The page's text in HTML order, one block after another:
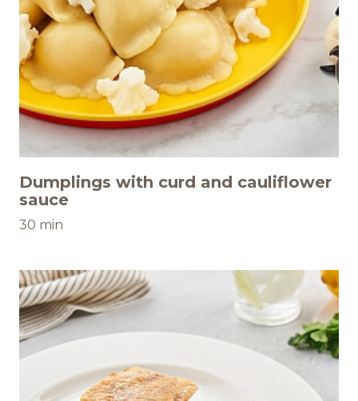
Dumplings with curd and cauliflower
sauce
30 min